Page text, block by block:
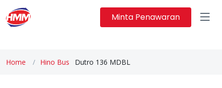
Minta Penawaran
Home Hino Bus Dutro 136 MDBL